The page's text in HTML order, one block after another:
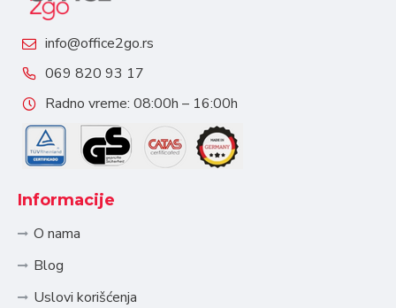
info@office2go.rs
069 820 93 17
Radno vreme: 08:00h – 16:00h
Informacije
O nama
Blog
Uslovi korišćenja